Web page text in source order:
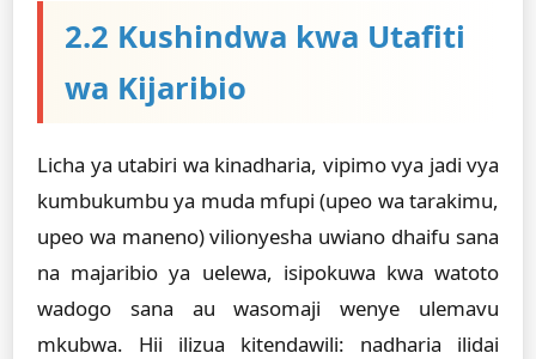
2.2 Kushindwa kwa Utafiti
wa Kijaribio
Licha ya utabiri wa kinadharia, vipimo vya jadi vya
kumbukumbu ya muda mfupi (upeo wa tarakimu,
upeo wa maneno) vilionyesha uwiano dhaifu sana
na majaribio ya uelewa, isipokuwa kwa watoto
wadogo sana au wasomaji wenye ulemavu
mkubwa. Hii ilizua kitendawili: nadharia ilidai